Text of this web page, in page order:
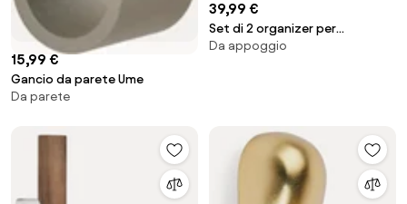
15,99 €
Gancio da parete Ume
Da parete
39,99 €
Set di 2 organizer per
asciugamani Tower
Da appoggio